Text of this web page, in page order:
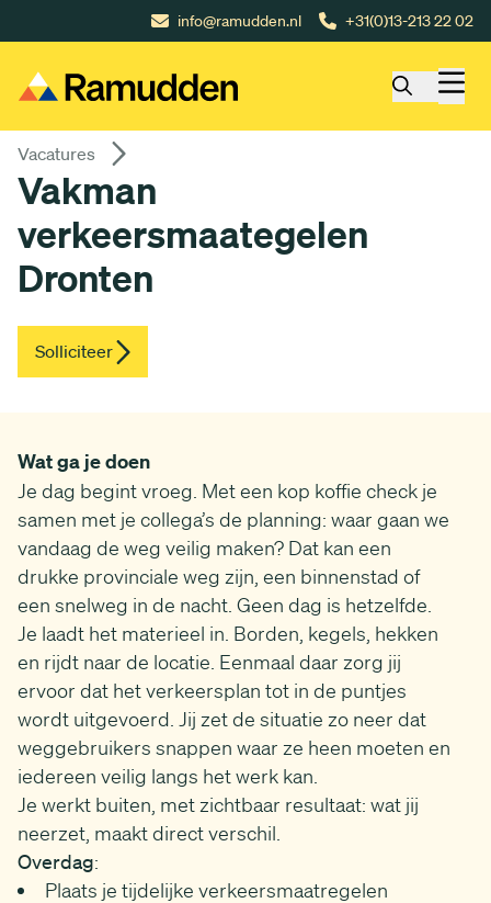
Gå till huvudinnehåll info@ramudden.nl +31(0)13-213 22 02
Vacatures
Vakman
verkeersmaategelen
Dronten
Solliciteer
Wat ga je doen
Je dag begint vroeg. Met een kop koffie check je
samen met je collega’s de planning: waar gaan we
vandaag de weg veilig maken? Dat kan een
drukke provinciale weg zijn, een binnenstad of
een snelweg in de nacht. Geen dag is hetzelfde.
Je laadt het materieel in. Borden, kegels, hekken
en rijdt naar de locatie. Eenmaal daar zorg jij
ervoor dat het verkeersplan tot in de puntjes
wordt uitgevoerd. Jij zet de situatie zo neer dat
weggebruikers snappen waar ze heen moeten en
iedereen veilig langs het werk kan.
Je werkt buiten, met zichtbaar resultaat: wat jij
neerzet, maakt direct verschil.
Overdag:
Plaats je tijdelijke verkeersmaatregelen